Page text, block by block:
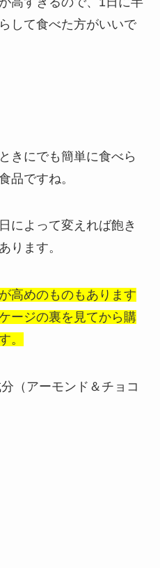
して食べた方がいいで
きにでも簡単に食べら
品ですね。
によって変えれば飽き
ります。
高めのものもあります
ージの裏を見てから購
。
（アーモンド＆チョコ